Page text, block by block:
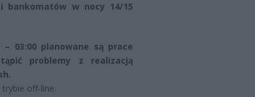
bankomatów w nocy 14/15
03:00 planowane są prace
problemy z realizacją
off-line.